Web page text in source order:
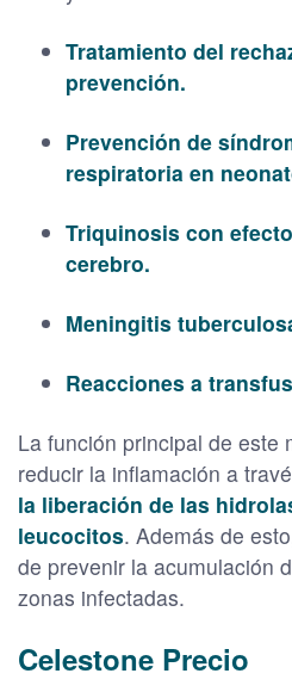
Tratamiento del
prevención.
Prevención de
respiratoria en
Triquinosis con
cerebro.
Meningitis
Reacciones a
La función principal de este
reducir la inflamación a
la liberación de las
leucocitos. Además de
de prevenir la acumulación
zonas infectadas.
Celestone Precio